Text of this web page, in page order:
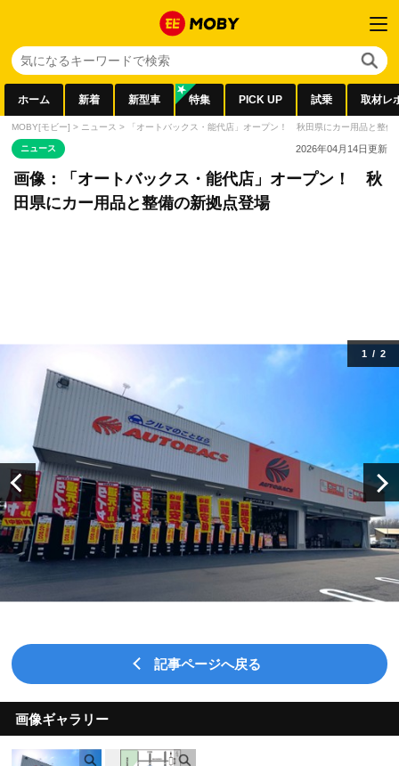
ホーム 新着 新型車 特集 PICK UP 試乗 取材レ
MOBY[モビー] > ニュース > 「オートバックス・能代店」オープン！ 秋田県にカー用品と整備
ニュース 2026年04月14日更新
画像：「オートバックス・能代店」オープン！ 秋
田県にカー用品と整備の新拠点登場
1/ 2
記事ページへ戻る
画像ギャラリー